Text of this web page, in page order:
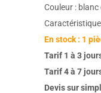
Couleur :
En stock : 1
Tarif 1 à 3
Tarif 4 à 7
Devis sur